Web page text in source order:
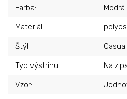
Farba: Modrá
Materiál:
Štýl: Casual
Typ výstrihu: Na
Vzor: